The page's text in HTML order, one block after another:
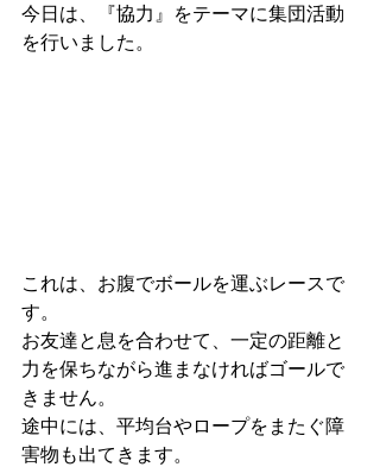
今日は、『協力』をテーマに集団活動
を行いました。
これは、お腹でボールを運ぶレースで
す。
お友達と息を合わせて、一定の距離と
力を保ちながら進まなければゴールで
きません。
途中には、平均台やロープをまたぐ障
害物も出てきます。